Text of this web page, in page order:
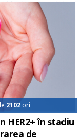
2102 ori
HER2+ în stadiu
de